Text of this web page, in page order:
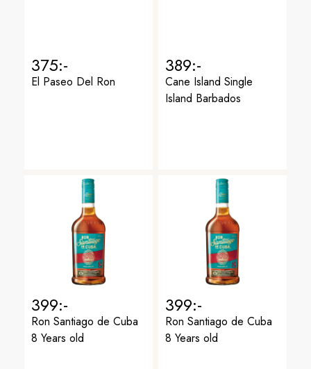
375:-
El Paseo Del Ron
389:-
Cane Island Single
Island Barbados
399:-
Ron Santiago de Cuba
8 Years old
399:-
Ron Santiago de Cuba
8 Years old